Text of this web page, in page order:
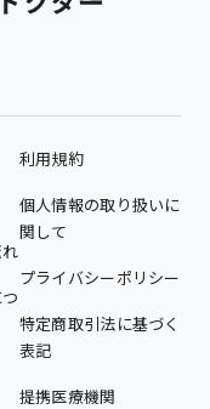
利用規約
個人情報の取り扱いに
関して
プライバシーポリシー
特定商取引法に基づく
表記
提携医療機関